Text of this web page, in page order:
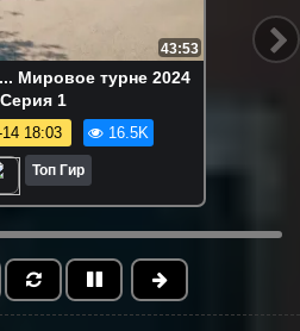
43:53
Серия 1
18:03 16.5K
Топ Гир